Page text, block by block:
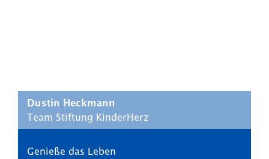
Dustin Heckmann
Team Stiftung KinderHerz
Genieße das Leben